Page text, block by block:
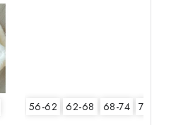
56-62 62-68 68-74 74-80